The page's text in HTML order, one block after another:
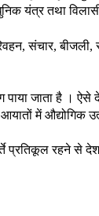
यंत्र तथा
संचार,
जाता है । ऐसे
में औद्योगिक
प्रतिकूल रहने से